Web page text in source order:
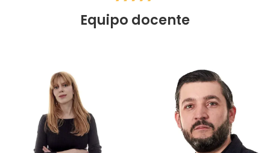
Equipo docente